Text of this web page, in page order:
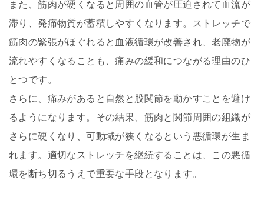
また、筋肉が硬くなると周囲の血管が圧迫されて血流が
滞り、発痛物質が蓄積しやすくなります。ストレッチで
筋肉の緊張がほぐれると血液循環が改善され、老廃物が
流れやすくなることも、痛みの緩和につながる理由のひ
とつです。
さらに、痛みがあると自然と股関節を動かすことを避け
るようになります。その結果、筋肉と関節周囲の組織が
さらに硬くなり、可動域が狭くなるという悪循環が生ま
れます。適切なストレッチを継続することは、この悪循
環を断ち切るうえで重要な手段となります。